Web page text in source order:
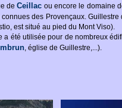
deCeillac ou encore le domaine
connues des Provençaux.
est situé au pied du Mont Viso).
a été utilisée pour de nombreux
, église de Guillestre,...).